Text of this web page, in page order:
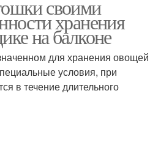
своими
хранения
на балконе
для хранения овощей
условия, при
в течение длительного